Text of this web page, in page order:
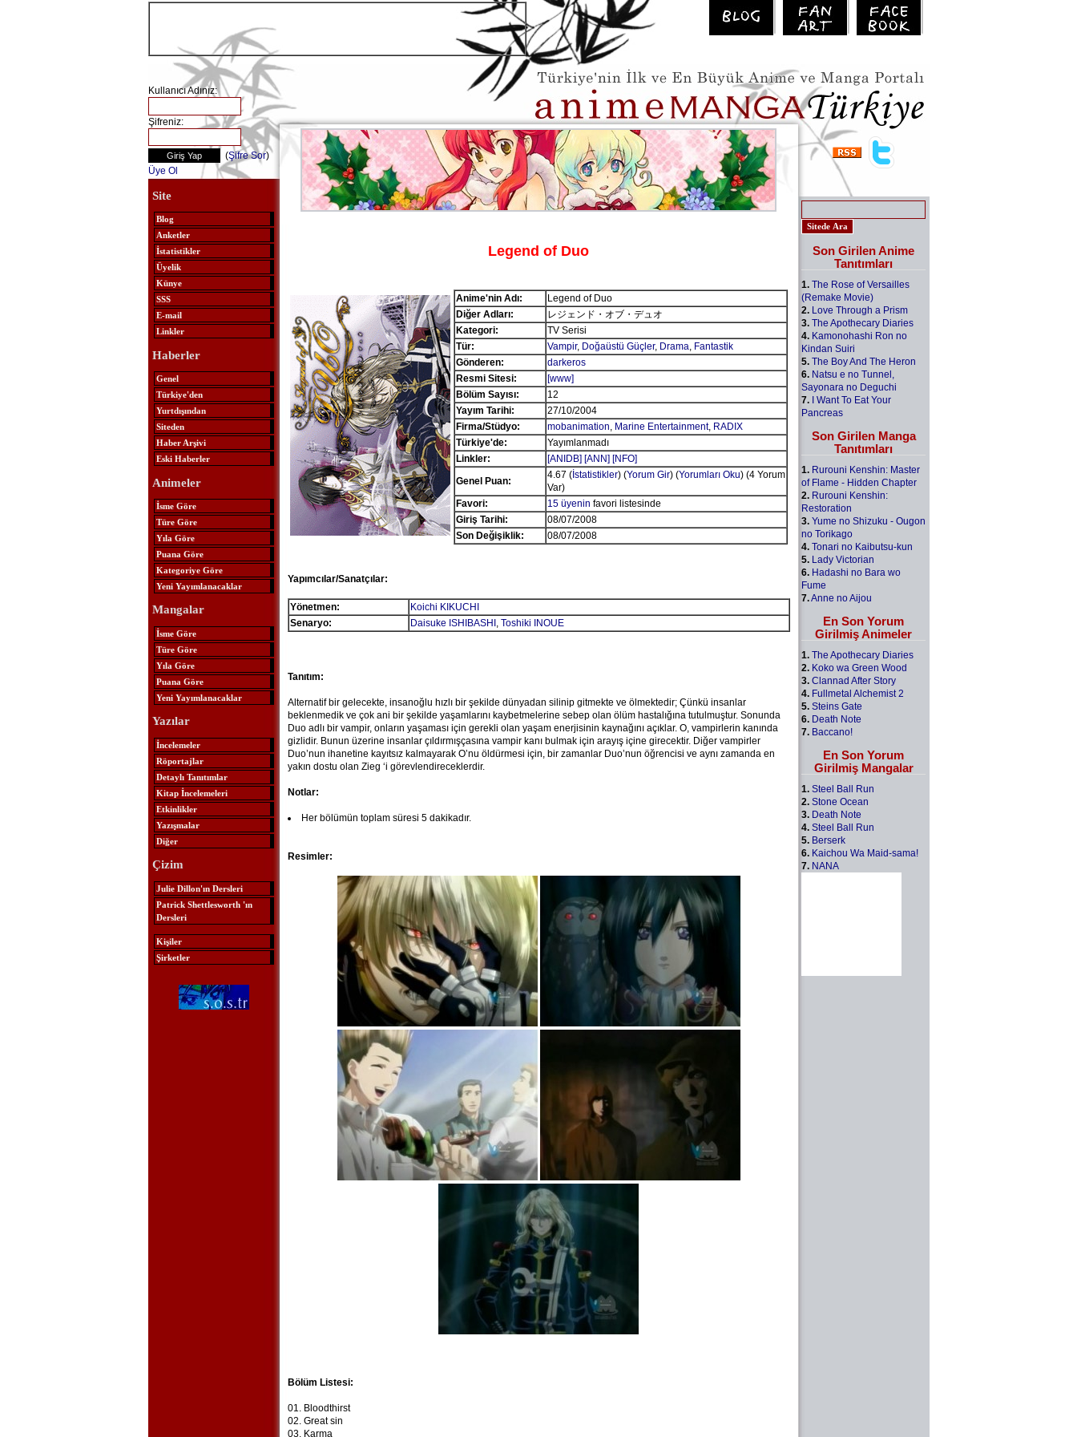
Kullanıcı Adınız:
Şifreniz:
(Şifre Sor)
Üye Ol
Site
Blog
Anketler
İstatistikler
Üyelik
Künye
SSS
E-mail
Linkler
Haberler
Genel
Türkiye'den
Yurtdışından
Siteden
Haber Arşivi
Eski Haberler
Animeler
İsme Göre
Türe Göre
Yıla Göre
Puana Göre
Kategoriye Göre
Yeni Yayımlanacaklar
Mangalar
İsme Göre
Türe Göre
Yıla Göre
Puana Göre
Yeni Yayımlanacaklar
Yazılar
İncelemeler
Röportajlar
Detaylı Tanıtımlar
Kitap İncelemeleri
Etkinlikler
Yazışmalar
Diğer
Çizim
Julie Dillon'ın Dersleri
Patrick Shettlesworth 'ın
Dersleri
Kişiler
Şirketler
Legend of Duo
Anime'nin Adı:
Legend of Duo
Diğer Adları:
レジェンド・オブ・デュオ
Kategori:
TV Serisi
Tür:
Vampir, Doğaüstü Güçler, Drama, Fantastik
Gönderen:
darkeros
Resmi Sitesi:
[www]
Bölüm Sayısı:
12
Yayım Tarihi:
27/10/2004
Firma/Stüdyo:
mobanimation, Marine Entertainment, RADIX
Türkiye'de:
Yayımlanmadı
Linkler:
[ANIDB] [ANN] [NFO]
Genel Puan:
4.67 (İstatistikler) (Yorum Gir) (Yorumları Oku) (4 Yorum
Var)
Favori:
15 üyenin favori listesinde
Giriş Tarihi:
08/07/2008
Son Değişiklik:
08/07/2008
Yapımcılar/Sanatçılar:
Yönetmen:
Koichi KIKUCHI
Senaryo:
Daisuke ISHIBASHI , Toshiki INOUE
Tanıtım:
Alternatif bir gelecekte, insanoğlu hızlı bir şekilde dünyadan silinip gitmekte ve ölmektedir; Çünkü insanlar
beklenmedik ve çok ani bir şekilde yaşamlarını kaybetmelerine sebep olan ölüm hastalığına tutulmuştur. Sonunda
Duo adlı bir vampir, onların yaşaması için gerekli olan yaşam enerjisinin kaynağını açıklar. O, vampirlerin kanında
gizlidir. Bunun üzerine insanlar çıldırmışçasına vampir kanı bulmak için arayış içine girecektir. Diğer vampirler
Duo’nun ihanetine kayıtsız kalmayarak O’nu öldürmesi için, bir zamanlar Duo’nun öğrencisi ve aynı zamanda en
yakın dostu olan Zieg ‘i görevlendireceklerdir.
Notlar:
Her bölümün toplam süresi 5 dakikadır.
Resimler:
Bölüm Listesi:
01. Bloodthirst
02. Great sin
03. Karma
Son Girilen Anime
Tanıtımları
1. The Rose of Versailles
(Remake Movie)
2. Love Through a Prism
3. The Apothecary Diaries
4. Kamonohashi Ron no
Kindan Suiri
5. The Boy And The Heron
6. Natsu e no Tunnel,
Sayonara no Deguchi
7. I Want To Eat Your
Pancreas
Son Girilen Manga
Tanıtımları
1. Rurouni Kenshin: Master
of Flame - Hidden Chapter
2. Rurouni Kenshin:
Restoration
3. Yume no Shizuku - Ougon
no Torikago
4. Tonari no Kaibutsu-kun
5. Lady Victorian
6. Hadashi no Bara wo
Fume
7.Anne no Aijou
En Son Yorum
Girilmiş Animeler
1. The Apothecary Diaries
2. Koko wa Green Wood
3. Clannad After Story
4. Fullmetal Alchemist 2
5. Steins Gate
6. Death Note
7. Baccano!
En Son Yorum
Girilmiş Mangalar
1. Steel Ball Run
2. Stone Ocean
3. Death Note
4. Steel Ball Run
5. Berserk
6. Kaichou Wa Maid-sama!
7. NANA